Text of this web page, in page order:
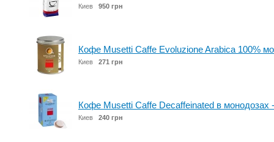
Киев 950 грн
Кофе Musetti Caffe Evoluzione Arabica 100%
Киев 271 грн
Кофе Musetti Caffe Decaffeinated в монодозах
Киев 240 грн